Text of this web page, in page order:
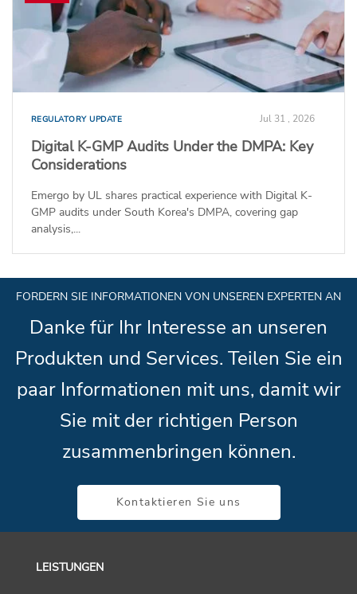
REGULATORY UPDATE Jul 31 , 2026
Digital K-GMP Audits Under the DMPA: Key
Considerations
Emergo by UL shares practical experience with Digital K-
GMP audits under South Korea's DMPA, covering gap
analysis,...
FORDERN SIE INFORMATIONEN VON UNSEREN EXPERTEN AN
Danke für Ihr Interesse an unseren
Produkten und Services. Teilen Sie ein
paar Informationen mit uns, damit wir
Sie mit der richtigen Person
zusammenbringen können.
Kontaktieren Sie uns
LEISTUNGEN